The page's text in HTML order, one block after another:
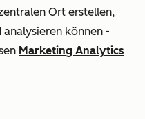
Ort erstellen,
können -
Marketing Analytics